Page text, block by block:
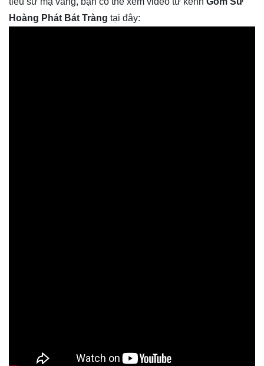
Hoàng Phát Bát Tràng tại đây: